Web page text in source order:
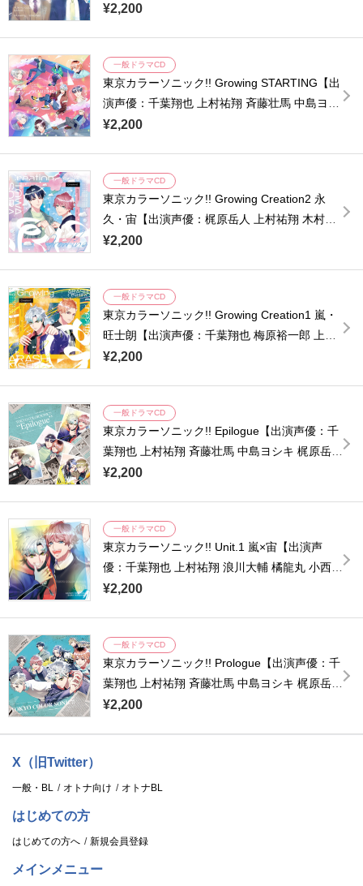
広瀬裕也 木村良平 武内駿輔 中島ヨシキ 斉藤壮
¥2,200
一般ドラマCD
東京カラーソニック!! Growing STARTING【出
演声優：千葉翔也 上村祐翔 斉藤壮馬 中島ヨシ
キ 梶原岳人 木村良平 武内駿輔 江口拓也 広瀬
¥2,200
一般ドラマCD
東京カラーソニック!! Growing Creation2 永
久・宙【出演声優：梶原岳人 上村祐翔 木村良
平 浪川大輔 橘龍丸 小西克幸 諏訪部順一】
¥2,200
一般ドラマCD
東京カラーソニック!! Growing Creation1 嵐・
旺士朗【出演声優：千葉翔也 梅原裕一郎 上村
祐翔 浪川大輔 橘龍丸 小西克幸 諏訪部順一】
¥2,200
一般ドラマCD
東京カラーソニック!! Epilogue【出演声優：千
葉翔也 上村祐翔 斉藤壮馬 中島ヨシキ 梶原岳人
木村良平 武内駿輔 浪川大輔 江口拓也 橘龍丸】
¥2,200
一般ドラマCD
東京カラーソニック!! Unit.1 嵐×宙【出演声
優：千葉翔也 上村祐翔 浪川大輔 橘龍丸 小西克
幸 諏訪部順一 浜田賢二】
¥2,200
一般ドラマCD
東京カラーソニック!! Prologue【出演声優：千
葉翔也 上村祐翔 斉藤壮馬 中島ヨシキ 梶原岳人
木村良平 武内駿輔 江口拓也 浪川大輔 橘龍丸
¥2,200
X（旧Twitter）
一般・BL オトナ向け オトナBL
はじめての方
はじめての方へ 新規会員登録
メインメニュー